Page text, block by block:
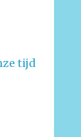
tijd